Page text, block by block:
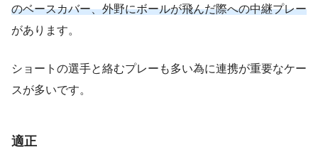
のベースカバー、外野にボールが飛んだ際への中継プレー
があります。
ショートの選手と絡むプレーも多い為に連携が重要なケー
スが多いです。
適正